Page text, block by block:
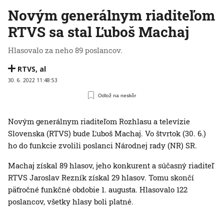
Novým generálnym riaditeľom
RTVS sa stal Ľuboš Machaj
Hlasovalo za neho 89 poslancov.
RTVS, al
30. 6. 2022 11:48:53
Odlož na neskôr
Novým generálnym riaditeľom Rozhlasu a televízie
Slovenska (RTVS) bude Ľuboš Machaj. Vo štvrtok (30. 6.)
ho do funkcie zvolili poslanci Národnej rady (NR) SR.
Machaj získal 89 hlasov, jeho konkurent a súčasný riaditeľ
RTVS Jaroslav Rezník získal 29 hlasov. Tomu skončí
päťročné funkčné obdobie 1. augusta. Hlasovalo 122
poslancov, všetky hlasy boli platné.